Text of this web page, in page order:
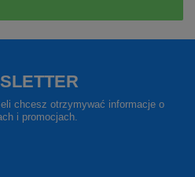
chcesz otrzymywać informacje o
i promocjach.